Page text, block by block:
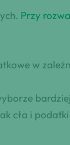
Przy
w
cła i